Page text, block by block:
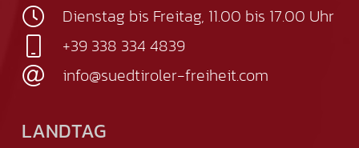
Dienstag bis Freitag, 11.00 bis 17.00 Uhr
+39 338 334 4839
info@suedtiroler-freiheit.com
LANDTAG